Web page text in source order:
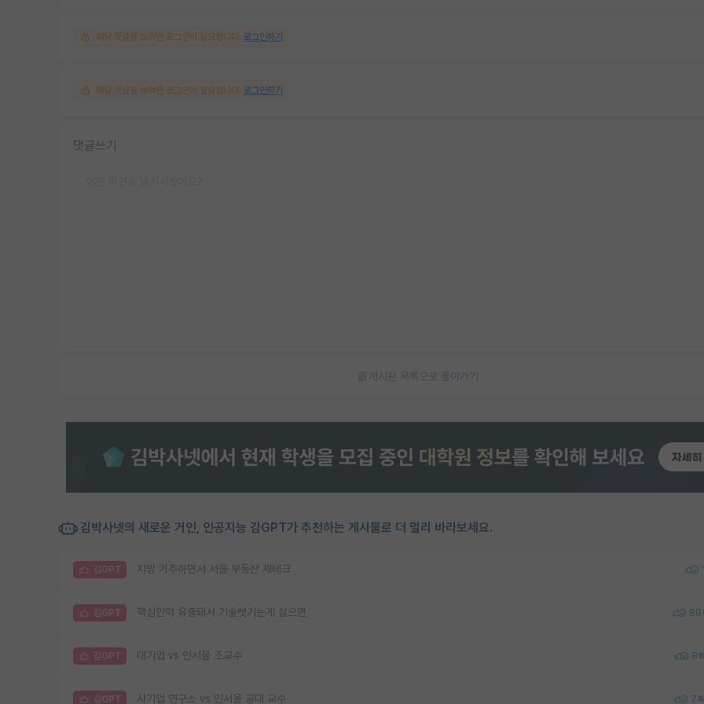
해당 댓글을 보려면 로그인이 필요합니다. 로그인하기
해당 댓글을 보려면 로그인이 필요합니다. 로그인하기
댓글쓰기
게시판 목록으로 돌아가기
김박사넷의 새로운 거인, 인공지능 김GPT가 추천하는 게시물로 더 멀리 바라보세요.
김GPT 지방 거주하면서 서울 부동산 재테크
김GPT 핵심인력 유출돼서 기술뺏기는게 싫으면 89
김GPT 대기업 vs 인서울 조교수 8
김GPT 사기업 연구소 vs 인서울 공대 교수 7